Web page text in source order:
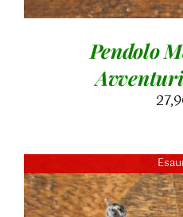
Pendolo